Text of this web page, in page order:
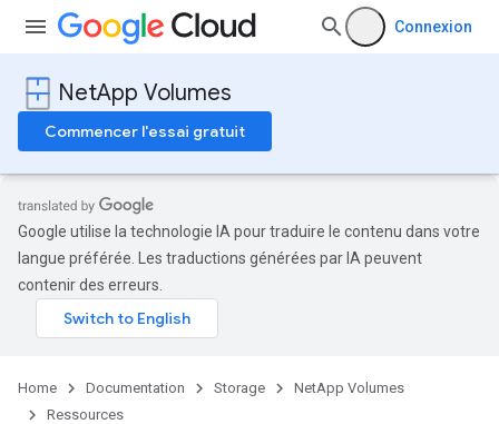
Connexion
NetApp Volumes
Commencer l'essai gratuit
Google utilise la technologie IA pour traduire le contenu dans votre
langue préférée. Les traductions générées par IA peuvent
contenir des erreurs.
Home Documentation Storage
NetApp Volumes
Ressources